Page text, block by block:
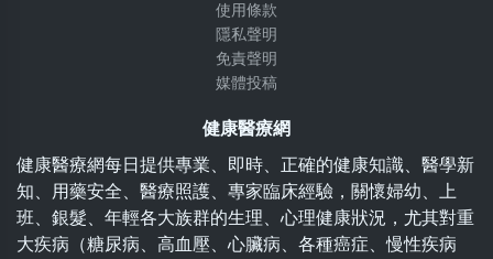
使用條款
隱私聲明
免責聲明
媒體投稿
健康醫療網
健康醫療網每日提供專業、即時、正確的健康知識、醫學新
知、用藥安全、醫療照護、專家臨床經驗，關懷婦幼、上
班、銀髮、年輕各大族群的生理、心理健康狀況，尤其對重
大疾病（糖尿病、高血壓、心臟病、各種癌症、慢性疾病